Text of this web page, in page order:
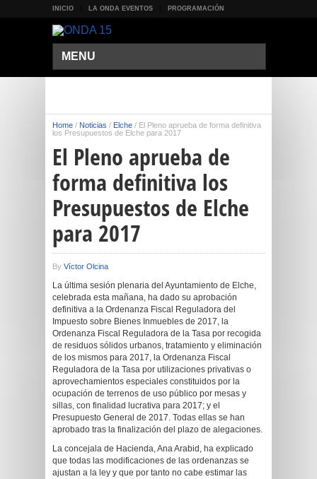
INICIO LA ONDA EVENTOS PROGRAMACIÓN
MENU
Home / Noticias / Elche / El Pleno aprueba de forma definitiva
los Presupuestos de Elche para 2017
El Pleno aprueba de
forma definitiva los
Presupuestos de Elche
para 2017
By Víctor Olcina
La última sesión plenaria del Ayuntamiento de Elche,
celebrada esta mañana, ha dado su aprobación
definitiva a la Ordenanza Fiscal Reguladora del
Impuesto sobre Bienes Inmuebles de 2017, la
Ordenanza Fiscal Reguladora de la Tasa por recogida
de residuos sólidos urbanos, tratamiento y eliminación
de los mismos para 2017, la Ordenanza Fiscal
Reguladora de la Tasa por utilizaciones privativas o
aprovechamientos especiales constituidos por la
ocupación de terrenos de uso público por mesas y
sillas, con finalidad lucrativa para 2017; y el
Presupuesto General de 2017. Todas ellas se han
aprobado tras la finalización del plazo de alegaciones.
La concejala de Hacienda, Ana Arabid, ha explicado
que todas las modificaciones de las ordenanzas se
ajustan a la ley y que por tanto no cabe estimar las